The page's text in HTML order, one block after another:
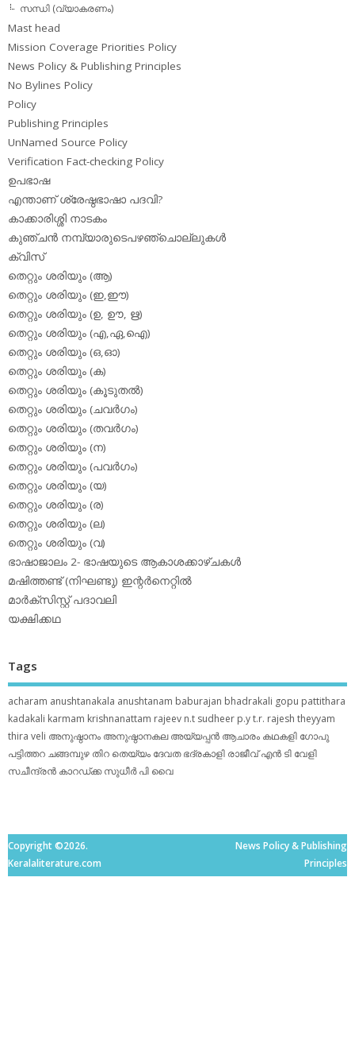
സന്ധി (വ്യാകരണം)
Mast head
Mission Coverage Priorities Policy
News Policy & Publishing Principles
No Bylines Policy
Policy
Publishing Principles
UnNamed Source Policy
Verification Fact-checking Policy
ഉപഭാഷ
എന്താണ് ശ്രേഷ്ഠഭാഷാ പദവി?
കാക്കാരിശ്ശി നാടകം
കുഞ്ചന്‍ നമ്പ്യാരുടെപഴഞ്ചൊല്ലുകള്‍
ക്വിസ്
തെറ്റും ശരിയും (ആ)
തെറ്റും ശരിയും (ഇ,ഈ)
തെറ്റും ശരിയും (ഉ, ഊ, ഋ)
തെറ്റും ശരിയും (എ,ഏ,ഐ)
തെറ്റും ശരിയും (ഒ,ഓ)
തെറ്റും ശരിയും (ക)
തെറ്റും ശരിയും (കൂടുതല്‍)
തെറ്റും ശരിയും (ചവര്‍ഗം)
തെറ്റും ശരിയും (തവര്‍ഗം)
തെറ്റും ശരിയും (ന)
തെറ്റും ശരിയും (പവര്‍ഗം)
തെറ്റും ശരിയും (യ)
തെറ്റും ശരിയും (ര)
തെറ്റും ശരിയും (ല)
തെറ്റും ശരിയും (വ)
ഭാഷാജാലം 2- ഭാഷയുടെ ആകാശക്കാഴ്ചകള്‍
മഷിത്തണ്ട് (നിഘണ്ടു) ഇന്റര്‍നെറ്റില്‍
മാര്‍ക്‌സിസ്റ്റ് പദാവലി
യക്ഷിക്കഥ
Tags
acharam anushtanakala anushtanam baburajan bhadrakali gopu pattithara
kadakali karmam krishnanattam rajeev n.t sudheer p.yt.r. rajesh theyyam
thira veli അനുഷ്ഠാനം അനുഷ്ഠാനകല അയ്യപ്പന്‍ ആചാരം കഥകളി ഗോപു
പട്ടിത്തറ ചങ്ങമ്പുഴ തിറ തെയ്യം ദേവത ഭദ്രകാളി രാജീവ് എൻ ടി വേളി
സചീന്ദ്രന്‍ കാറഡ്ക്ക സുധീര്‍ പി വൈ
Copyright ©2026.
Keralaliterature.com
News Policy & Publishing
Principles